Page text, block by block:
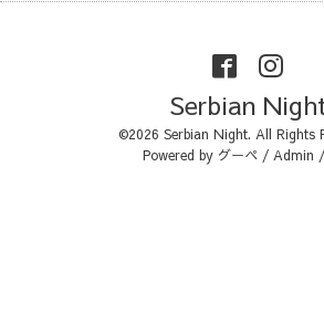
Serbian
©2026 Serbian Night. All Rights
Powered by グーペ/ Admin /